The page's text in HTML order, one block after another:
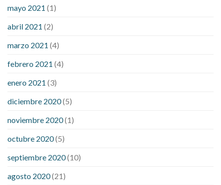
mayo 2021 (1)
abril 2021 (2)
marzo 2021 (4)
febrero 2021 (4)
enero 2021 (3)
diciembre 2020(5)
noviembre 2020(1)
octubre 2020(5)
septiembre 2020(10)
agosto 2020(21)